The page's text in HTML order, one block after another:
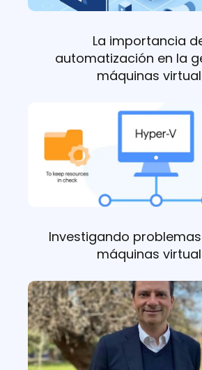
La importancia
automatización en la
máquinas
Investigando
máquinas